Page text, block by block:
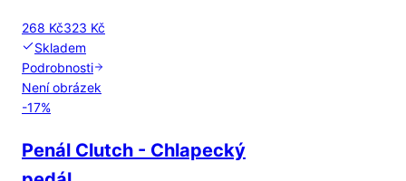
268 Kč323 Kč
Skladem
Podrobnosti
Není obrázek
-17%
Penál Clutch - Chlapecký